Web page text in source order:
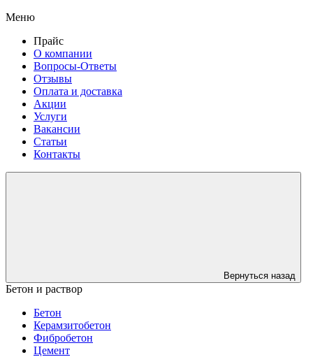
Меню
Прайс
О компании
Вопросы-Ответы
Отзывы
Оплата и доставка
Акции
Услуги
Вакансии
Статьи
Контакты
Вернуться назад
Бетон и раствор
Бетон
Керамзитобетон
Фибробетон
Цемент